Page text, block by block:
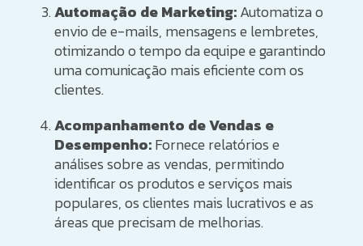
Automação de Marketing:Automatiza o
envio de e-mails, mensagens e lembretes,
otimizando o tempo da equipe e garantindo
uma comunicação mais eficiente com os
clientes.
Acompanhamento de Vendas e
Desempenho:Fornece relatórios e
análises sobre as vendas, permitindo
identificar os produtos e serviços mais
populares, os clientes mais lucrativos e as
áreas que precisam de melhorias.